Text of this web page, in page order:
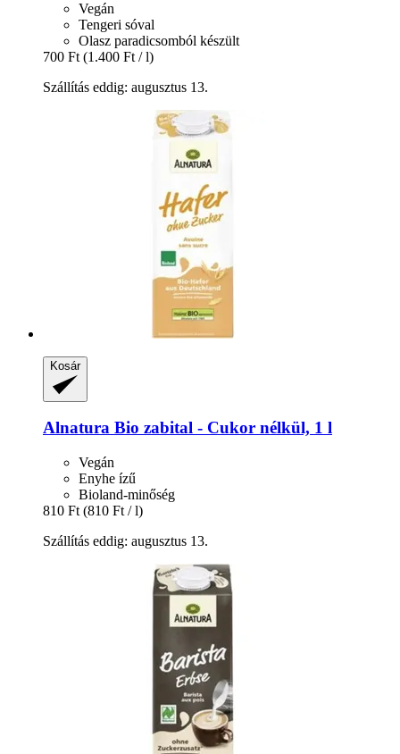
Vegán
Tengeri sóval
Olasz paradicsomból készült
700 Ft (1.400 Ft / l)
Szállítás eddig: augusztus 13.
Kosár
Alnatura Bio zabital -​ Cukor nélkül, 1 l
Vegán
Enyhe ízű
Bioland-minőség
810 Ft (810 Ft / l)
Szállítás eddig: augusztus 13.